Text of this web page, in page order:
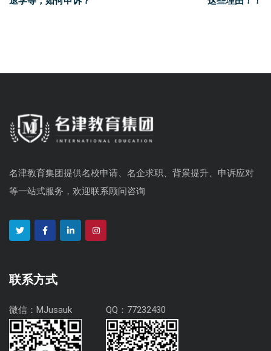
名津教育集团提供名校申请、名企求职、背景提升、申诉应对
等一站式服务，欢迎联系顾问咨询
联系方式
微信：MJusauk QQ：77232430